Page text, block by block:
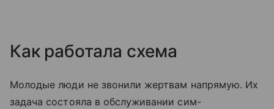
Как работала схема
Молодые люди не звонили жертвам напрямую. Их
задача состояла в обслуживании сим-